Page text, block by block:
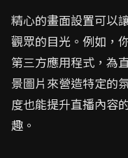
精心的畫面設置可以
觀眾的目光。例如，
第三方應用程式，為
景圖片來營造特定的
度也能提升直播內容
趣。